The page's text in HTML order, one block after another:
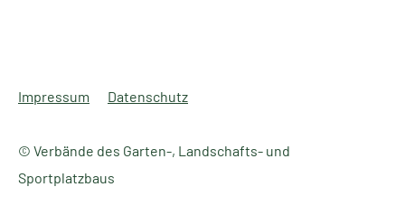
© Verbände des Garten-, Landschafts- und
Sportplatzbaus
Impressum Datenschutz